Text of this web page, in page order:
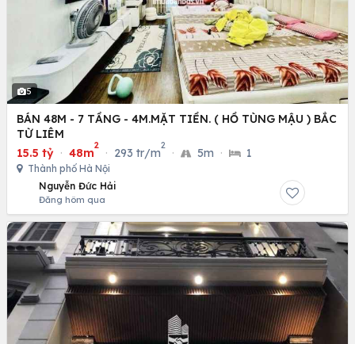
5
BÁN 48M - 7 TẦNG - 4M.MẶT TIỀN. ( HỒ TÙNG MẬU ) BẮC
TỪ LIÊM
15.5 tỷ · 48m
2
· 293 tr/m
2
· 5m · 1
Thành phố Hà Nội
Nguyễn Đức Hải
Đăng hôm qua